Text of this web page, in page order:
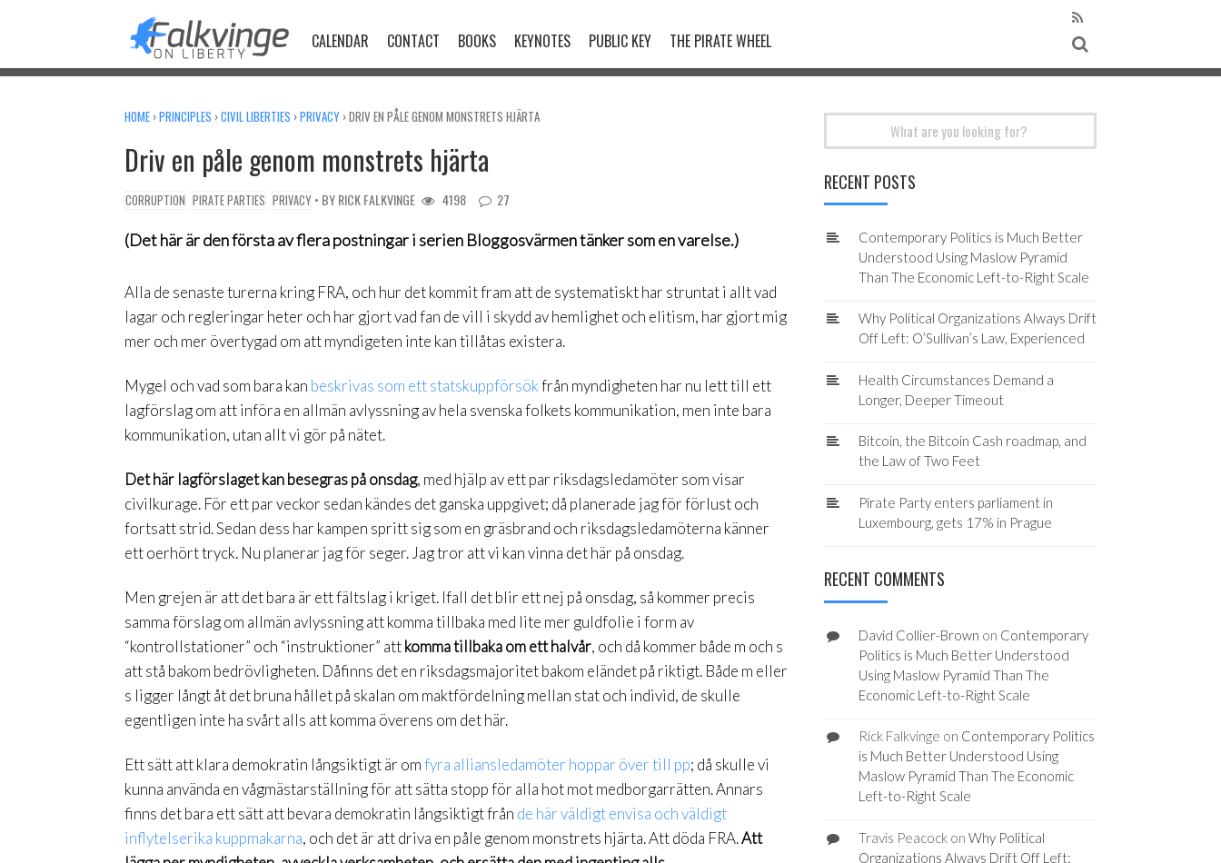
CALENDAR CONTACT BOOKS KEYNOTES PUBLIC KEY THE PIRATE WHEEL
HOME ›PRINCIPLES ›CIVIL LIBERTIES ›PRIVACY ›DRIV EN PÅLE GENOM MONSTRETS HJÄRTA
Driv en påle genom monstrets hjärta
CORRUPTION PIRATE PARTIES PRIVACY • BYRICK FALKVINGE 4198 27
(Det här är den första av flera postningar i serien Bloggosvärmen tänker som en varelse.)
Alla de senaste turerna kring FRA, och hur det kommit fram att de systematiskt har struntat i allt vad
lagar och regleringar heter och har gjort vad fan de vill i skydd av hemlighet och elitism, har gjort mig
mer och mer övertygad om att myndigeten inte kan tillåtas existera.
Mygel och vad som bara kan beskrivas som ett statskuppförsökfrån myndigheten har nu lett till ett
lagförslag om att införa en allmän avlyssning av hela svenska folkets kommunikation, men inte bara
kommunikation, utan allt vi gör på nätet.
Det här lagförslaget kan besegras på onsdag, med hjälp av ett par riksdagsledamöter som visar
civilkurage. För ett par veckor sedan kändes det ganska uppgivet; då planerade jag för förlust och
fortsatt strid. Sedan dess har kampen spritt sig som en gräsbrand och riksdagsledamöterna känner
ett oerhört tryck. Nu planerar jag för seger. Jag tror att vi kan vinna det här på onsdag.
Men grejen är att det bara är ett fältslag i kriget. Ifall det blir ett nej på onsdag, så kommer precis
samma förslag om allmän avlyssning att komma tillbaka med lite mer guldfolie i form av
“kontrollstationer” och “instruktioner” attkomma tillbaka om ett halvår, och då kommer både m och s
att stå bakom bedrövligheten. Dåfinns det en riksdagsmajoritet bakom eländet på riktigt. Både m eller
s ligger långt åt det bruna hållet på skalan om maktfördelning mellan stat och individ, de skulle
egentligen inte ha svårt alls att komma överens om det här.
Ett sätt att klara demokratin långsiktigt är omfyra alliansledamöter hoppar över till pp; då skulle vi
kunna använda en vågmästarställning för att sätta stopp för alla hot mot medborgarrätten. Annars
finns det bara ett sätt att bevara demokratin långsiktigt från de här väldigt envisa och väldigt
inflytelserika kuppmakarna, och det är att driva en påle genom monstrets hjärta. Att döda FRA.Att
RECENT POSTS
Contemporary Politics is Much Better
Understood Using Maslow Pyramid
Than The Economic Left-to-Right Scale
Why Political Organizations Always Drift
Off Left: O’Sullivan’s Law, Experienced
Health Circumstances Demand a
Longer, Deeper Timeout
Bitcoin, the Bitcoin Cash roadmap, and
the Law of Two Feet
Pirate Party enters parliament in
Luxembourg, gets 17% in Prague
RECENT COMMENTS
David Collier-Brown on Contemporary
Politics is Much Better Understood
Using Maslow Pyramid Than The
Economic Left-to-Right Scale
Rick Falkvinge on Contemporary Politics
is Much Better Understood Using
Maslow Pyramid Than The Economic
Left-to-Right Scale
Travis Peacockon Why Political
Organizations Always Drift Off Left: